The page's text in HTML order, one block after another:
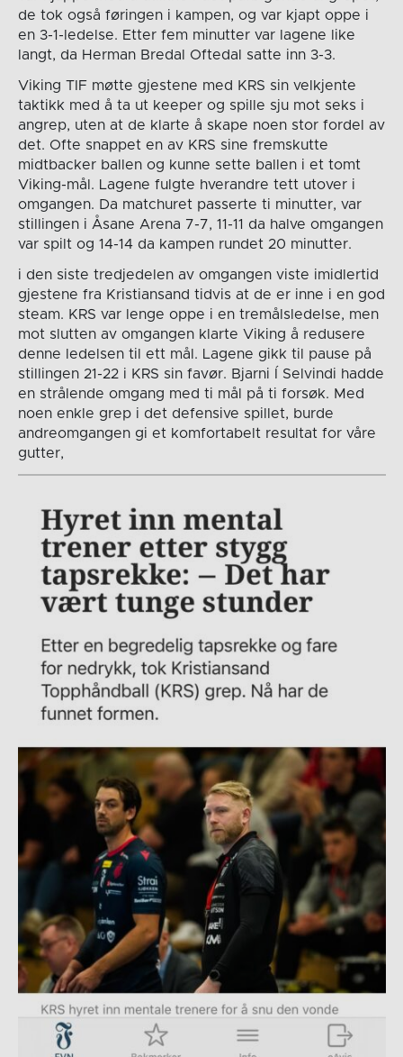
de tok også føringen i kampen, og var kjapt oppe i
en 3-1-ledelse. Etter fem minutter var lagene like
langt, da Herman Bredal Oftedal satte inn 3-3.
Viking TIF møtte gjestene med KRS sin velkjente
taktikk med å ta ut keeper og spille sju mot seks i
angrep, uten at de klarte å skape noen stor fordel av
det. Ofte snappet en av KRS sine fremskutte
midtbacker ballen og kunne sette ballen i et tomt
Viking-mål. Lagene fulgte hverandre tett utover i
omgangen. Da matchuret passerte ti minutter, var
stillingen i Åsane Arena 7-7, 11-11 da halve omgangen
var spilt og 14-14 da kampen rundet 20 minutter.
i den siste tredjedelen av omgangen viste imidlertid
gjestene fra Kristiansand tidvis at de er inne i en god
steam. KRS var lenge oppe i en tremålsledelse, men
mot slutten av omgangen klarte Viking å redusere
denne ledelsen til ett mål. Lagene gikk til pause på
stillingen 21-22 i KRS sin favør. Bjarni Í Selvindi hadde
en strålende omgang med ti mål på ti forsøk. Med
noen enkle grep i det defensive spillet, burde
andreomgangen gi et komfortabelt resultat for våre
gutter,